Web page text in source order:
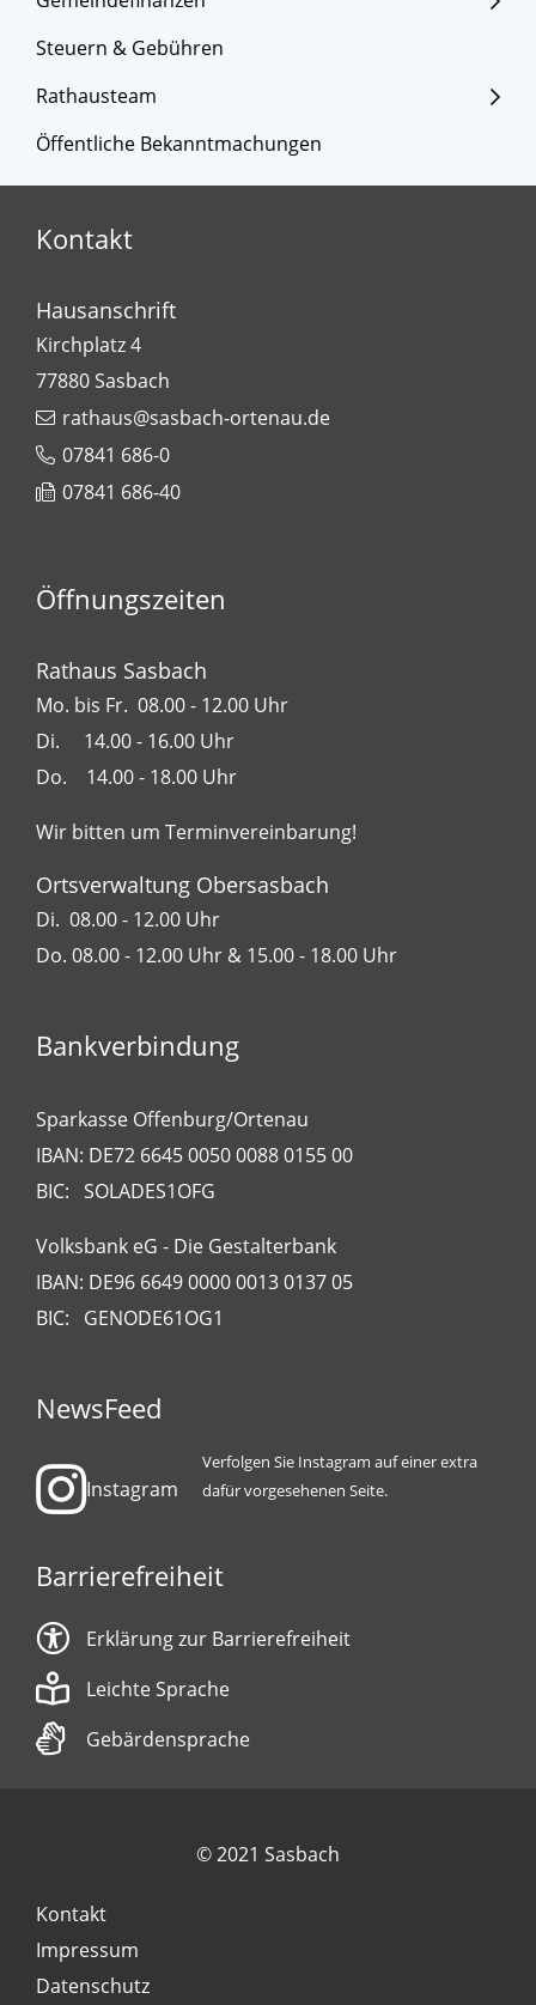
Steuern & Gebühren
Rathausteam
Öffentliche Bekanntmachungen
Kontakt
Hausanschrift
Kirchplatz 4
77880Sasbach
rathaus@sasbach-ortenau.de
07841 686-0
07841 686-40
Öffnungszeiten
Rathaus Sasbach
Mo. bis Fr. 08.00 - 12.00 Uhr
Di. 14.00 - 16.00 Uhr
Do. 14.00 - 18.00 Uhr
Wir bitten um Terminvereinbarung!
Ortsverwaltung Obersasbach
Di. 08.00 - 12.00 Uhr
Do. 08.00 - 12.00 Uhr & 15.00 - 18.00 Uhr
Bankverbindung
Sparkasse Offenburg/Ortenau
IBAN: DE72 6645 0050 0088 0155 00
BIC: SOLADES1OFG
Volksbank eG - Die Gestalterbank
IBAN: DE96 6649 0000 0013 0137 05
BIC: GENODE61OG1
NewsFeed
Instagram
Verfolgen Sie Instagram auf einer extra
dafür vorgesehenen Seite.
Barrierefreiheit
Erklärung zur Barrierefreiheit
Leichte Sprache
Gebärdensprache
© 2021 Sasbach
Kontakt
Impressum
Datenschutz